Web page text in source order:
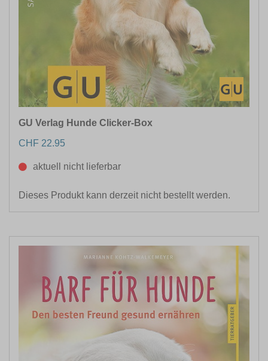
GU Verlag Hunde Clicker-Box
CHF 22.95
aktuell nicht lieferbar
Dieses Produkt kann derzeit nicht bestellt werden.